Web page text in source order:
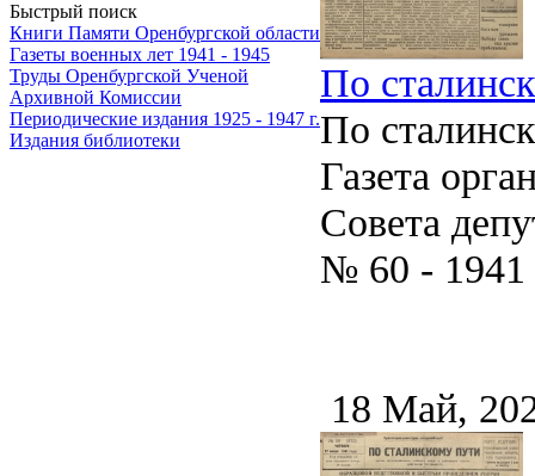
Быстрый поиск
Книги Памяти Оренбургской области
Газеты военных лет 1941 - 1945
Труды Оренбургской Ученой
Архивной Комиссии
Периодические издания 1925 - 1947 г.
Издания библиотеки
По
По
Газета
Совета
№ 60 - 1941
18 Май,